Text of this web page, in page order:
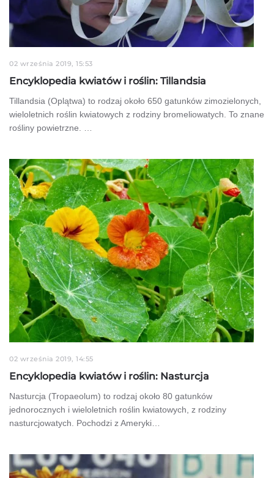
02 września 2019, 15:53
Encyklopedia kwiatów i roślin: Tillandsia
Tillandsia (Oplątwa) to rodzaj około 650 gatunków zimozielonych,
wieloletnich roślin kwiatowych z rodziny bromeliowatych. To znane
rośliny powietrzne. …
02 września 2019, 14:55
Encyklopedia kwiatów i roślin: Nasturcja
Nasturcja (Tropaeolum) to rodzaj około 80 gatunków
jednorocznych i wieloletnich roślin kwiatowych, z rodziny
nasturcjowatych. Pochodzi z Ameryki…